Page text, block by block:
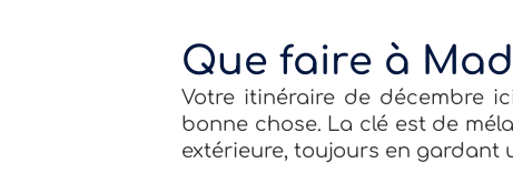
Que faire à
Votre itinéraire de décembre
bonne chose. La clé est de
extérieure, toujours en gardant